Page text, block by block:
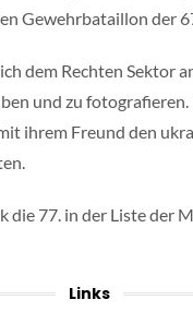
Gewehrbataillon der
dem Rechten Sektor
und zu fotografieren.
ihrem Freund den
77. in der Liste der
Links